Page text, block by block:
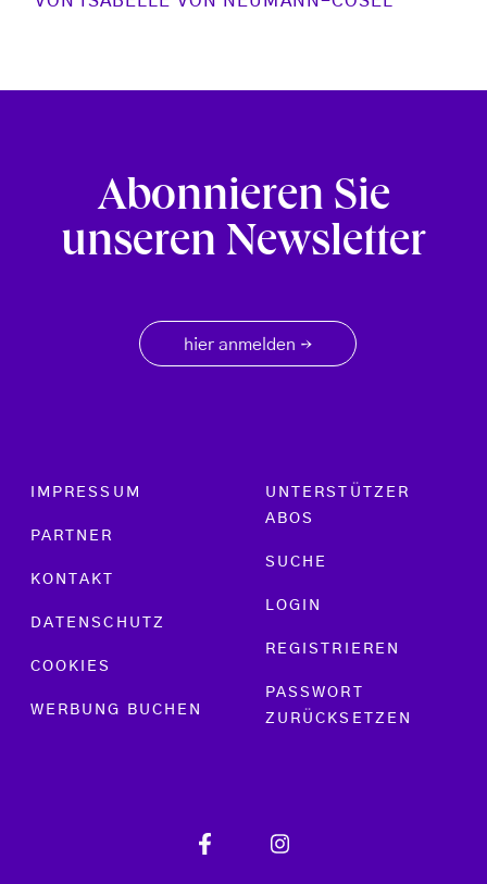
Abonnieren Sie
unseren Newsletter
hier anmelden →
Footer menu
IMPRESSUM
PARTNER
KONTAKT
DATENSCHUTZ
COOKIES
WERBUNG BUCHEN
UNTERSTÜTZER
ABOS
SUCHE
LOGIN
REGISTRIEREN
PASSWORT
ZURÜCKSETZEN